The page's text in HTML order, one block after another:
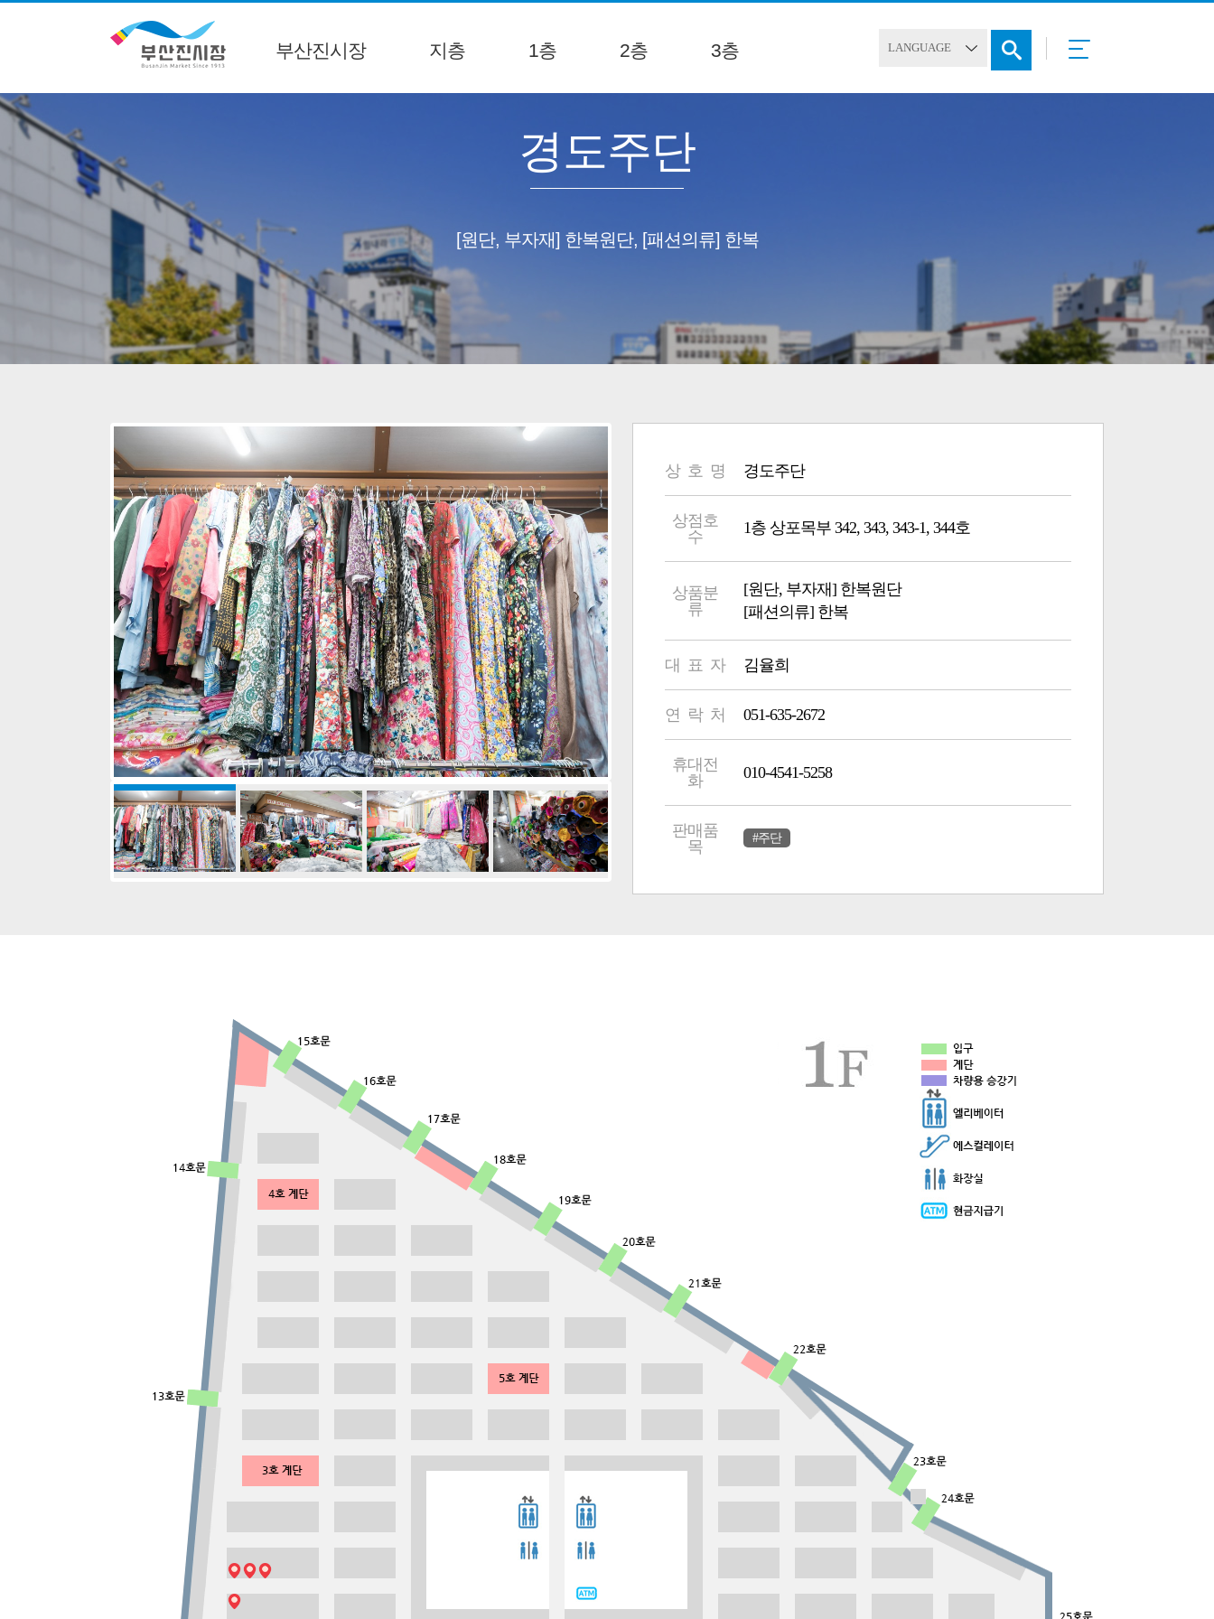
부산진시장 지층 1층 2층 3층
경도주단
[원단, 부자재] 한복원단, [패션의류] 한복
상 호 명 경도주단
상점호
수
1층 상포목부 342, 343, 343-1, 344호
상품분
류
[원단, 부자재] 한복원단
[패션의류] 한복
대 표 자 김율희
연 락 처 051-635-2672
휴대전
화
010-4541-5258
판매품
목
#주단